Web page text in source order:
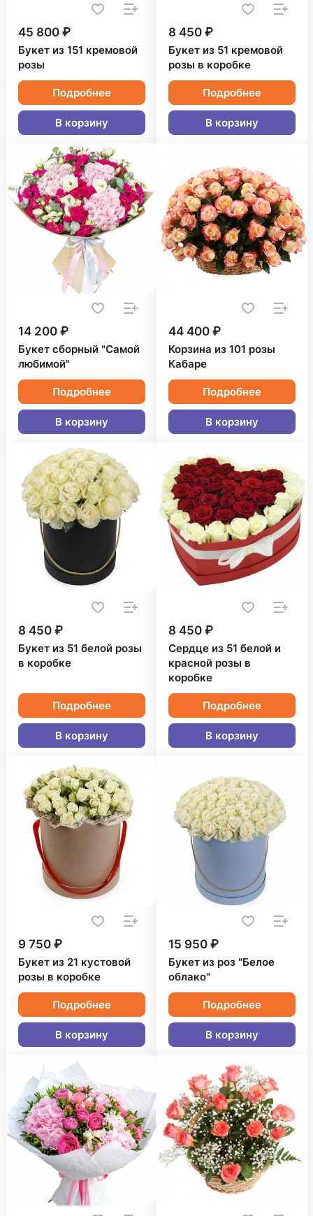
45 800 ₽
Букет из 151 кремовой
розы
Подробнее
В корзину
8 450 ₽
Букет из 51 кремовой
розы в коробке
Подробнее
В корзину
14 200 ₽
Букет сборный "Самой
любимой"
Подробнее
В корзину
44 400 ₽
Корзина из 101 розы
Кабаре
Подробнее
В корзину
8 450 ₽
Букет из 51 белой розы
в коробке
Подробнее
В корзину
8 450 ₽
Сердце из 51 белой и
красной розы в
коробке
Подробнее
В корзину
9 750 ₽
Букет из 21 кустовой
розы в коробке
Подробнее
В корзину
15 950 ₽
Букет из роз "Белое
облако"
Подробнее
В корзину